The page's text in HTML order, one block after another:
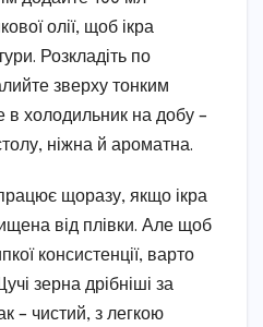
олії, щоб ікра
Розкладіть по
зверху тонким
в холодильник на добу –
ніжна й ароматна.
щоразу, якщо ікра
від плівки. Але щоб
консистенції, варто
зерна дрібніші за
– чистий, з легкою